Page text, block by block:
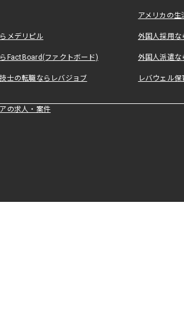
アメリカの
メデリピル 外国人採用
FactBoard(ファクトボード) 外国人派遣な
士の転職ならレバジョブ レバウェル
の求人・案件